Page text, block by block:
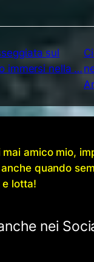
sul
immersi nella …
amico mio,
quando
lotta!
nei